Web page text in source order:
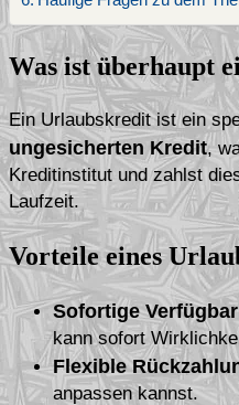
Was ist überhaupt
Ein Urlaubskredit ist ein
ungesicherten Kredit,
Kreditinstitut und zahlst
Laufzeit.
Vorteile eines
Sofortige
kann sofort
Flexible
anpassen kannst.